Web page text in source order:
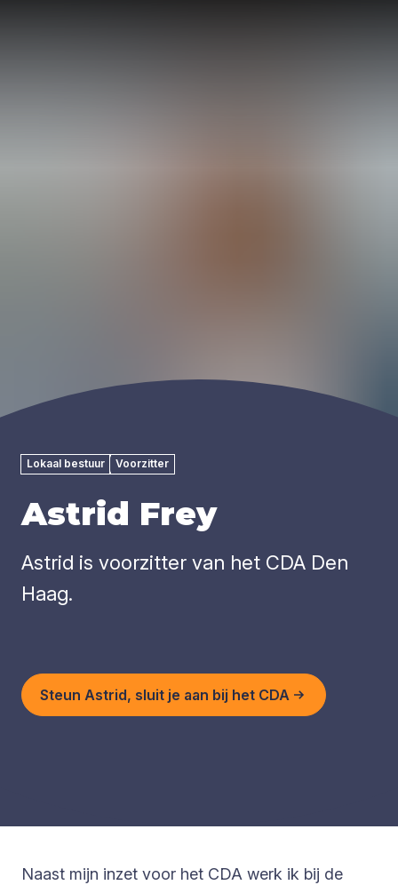
Lokaal bestuur Voorzitter
Astrid Frey
Astrid is voorzitter van het CDA Den
Haag.
Steun Astrid, sluit je aan bij het CDA
Naast mijn inzet voor het CDA werk ik bij de